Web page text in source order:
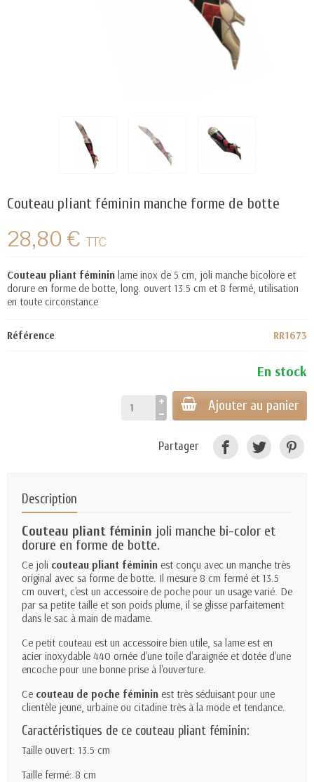
Couteau pliant féminin manche forme de botte
28,80 € TTC
Couteau pliant féminin lame inox de 5 cm, joli manche bicolore et
dorure en forme de botte, long. ouvert 13.5 cm et 8 fermé, utilisation
en toute circonstance
Référence RR1673
En stock
Ajouter au panier
Partager
Description
Couteau pliant féminin joli manche bi-color et
dorure en forme de botte.
Ce joli couteau pliant féminin est conçu avec un manche très
original avec sa forme de botte. Il mesure 8 cm fermé et 13.5
cm ouvert, c'est un accessoire de poche pour un usage varié. De
par sa petite taille et son poids plume, il se glisse parfaitement
dans le sac à main de madame.
Ce petit couteau est un accessoire bien utile, sa lame est en
acier inoxydable 440 ornée d'une toile d'araignée et dotée d'une
encoche pour une bonne prise à l'ouverture.
Ce couteau de poche féminin est très séduisant pour une
clientèle jeune, urbaine ou citadine très à la mode et tendance.
Caractéristiques de ce couteau pliant féminin:
Taille ouvert: 13.5 cm
Taille fermé: 8 cm